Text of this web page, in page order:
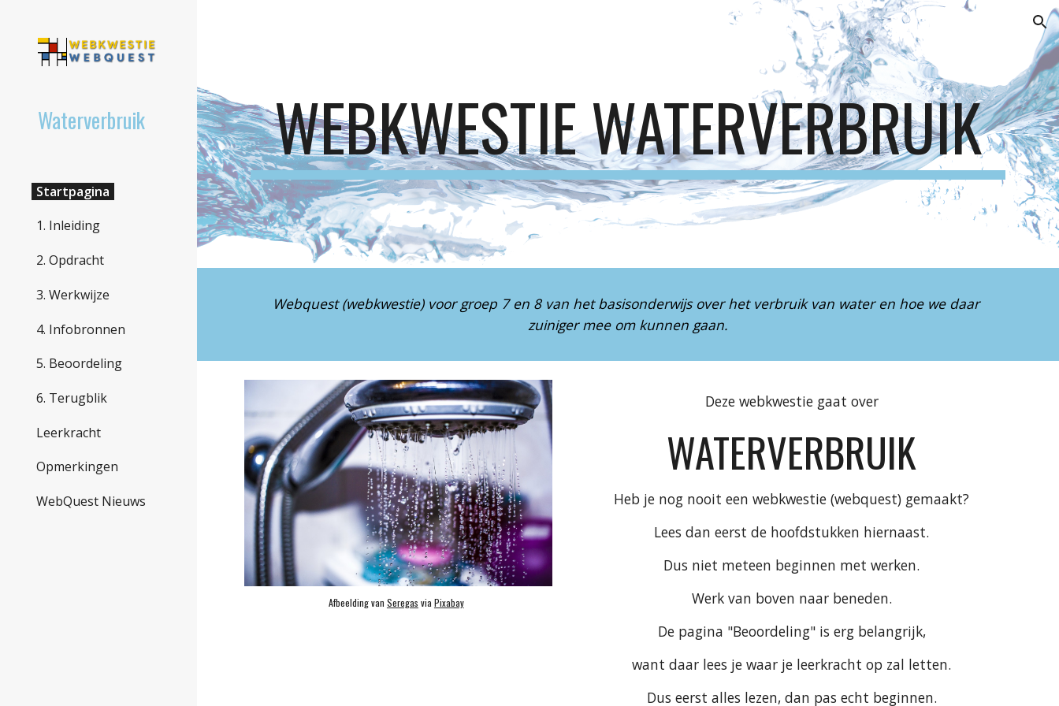
Waterverbruik
Startpagina
1. Inleiding
2. Opdracht
3. Werkwijze
4. Infobronnen
5. Beoordeling
6. Terugblik
Leerkracht
Opmerkingen
WebQuest Nieuws
WEBKWESTIE WATERVERBRUIK
Webquest (webkwestie) voor groep 7 en 8 van het basisonderwijs over het verbruik van water en hoe we daar
zuiniger mee om kunnen gaan.
Afbeelding van Seregas via Pixabay
Deze webkwestie gaat over
WATERVERBRUIK
Heb je nog nooit een webkwestie (webquest) gemaakt?
Lees dan eerst de hoofdstukken hiernaast.
Dus niet meteen beginnen met werken.
Werk van boven naar beneden.
De pagina "Beoordeling" is erg belangrijk,
want daar lees je waar je leerkracht op zal letten.
Dus eerst alles lezen, dan pas echt beginnen.